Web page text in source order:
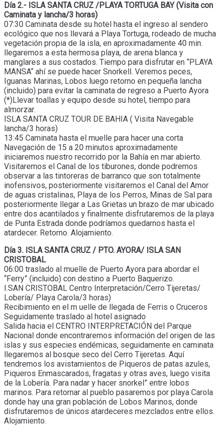
Día 2.- ISLA SANTA CRUZ /PLAYA TORTUGA BAY (Visita con
Caminata y lancha/3 horas)
07:30 Caminata desde su hotel hasta el ingreso al sendero
ecológico que nos llevará a Playa Tortuga, rodeado de mucha
vegetación propia de la isla, en aproximadamente 40 min.
llegaremos a esta hermosa playa, de arena blanca y
manglares a sus costados. Tiempo para disfrutar en “PLAYA
MANSA“ ahí se puede hacer Snorkell. Veremos peces,
Iguanas Marinas, Lobos luego retorno en pequeña lancha
(incluido) para evitar la caminata de regreso a Puerto Ayora
(*)Llevar toallas y equipo desde su hotel, tiempo para
almorzar.
ISLA SANTA CRUZ TOUR DE BAHIA ( Visita Navegable
lancha/3 horas)
13:45 Caminata hasta el muelle para hacer una corta
Navegación de 15 a 20 minutos aproximadamente
iniciaremos nuestro recorrido por la Bahía en mar abierto.
Visitaremos el Canal de los tiburones, donde podremos
observar a las tintoreras de barranco que son totalmente
inofensivos, posteriormente visitaremos el Canal del Amor
de aguas cristalinas, Playa de los Perros, Minas de Sal para
posteriormente llegar a Las Grietas un brazo de mar ubicado
entre dos acantilados y finalmente disfrutaremos de la playa
de Punta Estrada donde podríamos quedarnos hasta el
atardecer. Retorno. Alojamiento.
Día 3. ISLA SANTA CRUZ / PTO. AYORA/ ISLA SAN
CRISTOBAL
06:00 traslado al muelle de Puerto Ayora para abordar el
“Ferry” (incluido) con destino a Puerto Baquerizo.
I.SAN CRISTOBAL Centro Interpretación/Cerro Tijeretas/
Lobería/ Playa Carola/3 horas)
Recibimiento en el m uelle de llegada de Ferris o Cruceros
Seguidamente traslado al hotel asignado
Salida hacia el CENTRO INTERPRETACIÓN del Parque
Nacional donde encontraremos información del origen de las
islas y sus especies endémicas, seguidamente en caminata
llegaremos al bosque seco del Cerro Tijeretas. Aquí
tendremos los avistamientos de Piqueros de patas azules,
Piqueros Enmascarados, fragatas y otras aves, luego visita
de la Lobería. Para nadar y hacer snorkel” entre lobos
marinos. Para retornar al pueblo pasaremos por playa Carola
donde hay una gran población de Lobos Marinos, donde
disfrutaremos de únicos atardeceres mezclados entre ellos.
Alojamiento.